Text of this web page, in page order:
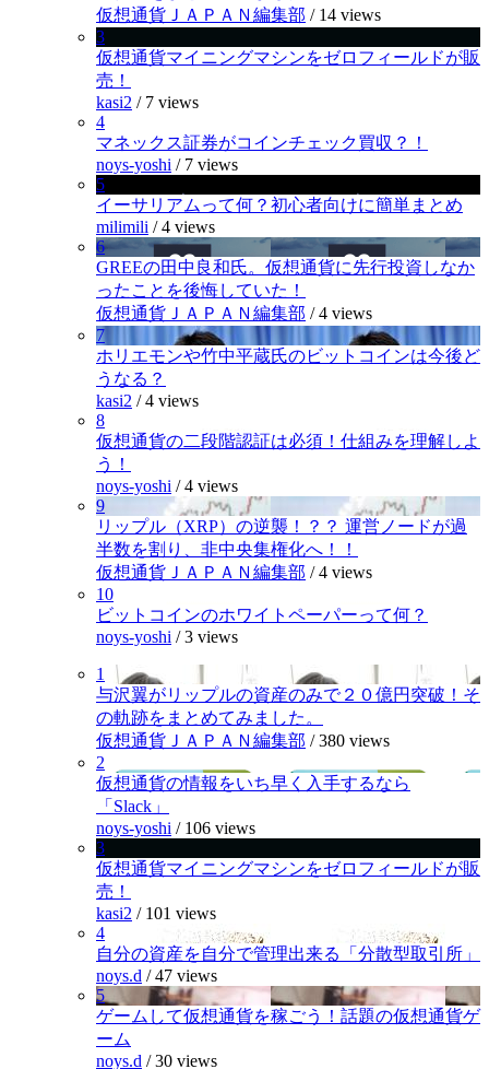
仮想通貨ＪＡＰＡＮ編集部 / 14 views
3
仮想通貨マイニングマシンをゼロフィールドが販
売！
kasi2 / 7 views
4
マネックス証券がコインチェック買収？！
noys-yoshi / 7 views
5
イーサリアムって何？初心者向けに簡単まとめ
milimili /4 views
6
GREEの田中良和氏。仮想通貨に先行投資しなか
ったことを後悔していた！
仮想通貨ＪＡＰＡＮ編集部 /4 views
7
ホリエモンや竹中平蔵氏のビットコインは今後ど
うなる？
kasi2 /4 views
8
仮想通貨の二段階認証は必須！仕組みを理解しよ
う！
noys-yoshi /4 views
9
リップル（XRP）の逆襲！？？ 運営ノードが過
半数を割り、非中央集権化へ！！
仮想通貨ＪＡＰＡＮ編集部 /4 views
10
ビットコインのホワイトペーパーって何？
noys-yoshi /3 views
1
与沢翼がリップルの資産のみで２０億円突破！そ
の軌跡をまとめてみました。
仮想通貨ＪＡＰＡＮ編集部 /380 views
2
仮想通貨の情報をいち早く入手するなら
「Slack」
noys-yoshi / 106 views
3
仮想通貨マイニングマシンをゼロフィールドが販
売！
kasi2 / 101 views
4
自分の資産を自分で管理出来る「分散型取引所」
noys.d /47 views
5
ゲームして仮想通貨を稼ごう！話題の仮想通貨ゲ
ーム
noys.d /30 views